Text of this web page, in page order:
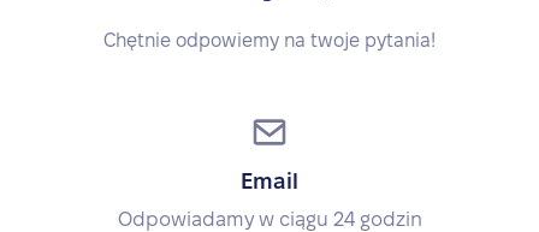
Chętnie odpowiemy na twoje pytania!
Email
Odpowiadamy w ciągu 24 godzin